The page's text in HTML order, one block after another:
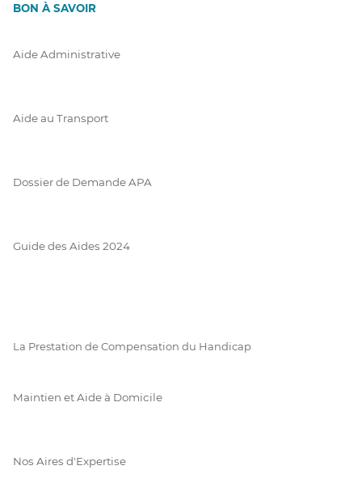
BON À SAVOIR
Aide Administrative
Aide au Transport
Dossier de Demande APA
Guide des Aides 2024
La Prestation de Compensation du Handicap
Maintien et Aide à Domicile
Nos Aires d'Expertise